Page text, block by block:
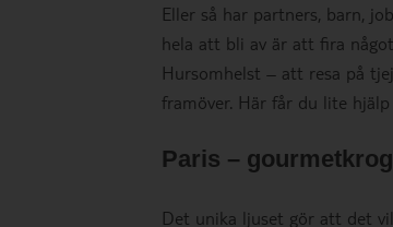
Eller så har partners, barn,
hela att bli av är att fira
Hursomhelst – att resa på
framöver. Här får du lite
Paris –
Det unika ljuset gör att det